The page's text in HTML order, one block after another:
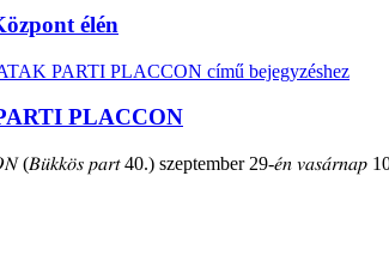
élén
PLACCON
𝑝𝑎𝑟𝑡 40.) szeptember 29-𝑒́𝑛 𝑣𝑎𝑠𝑎́𝑟𝑛𝑎𝑝 10